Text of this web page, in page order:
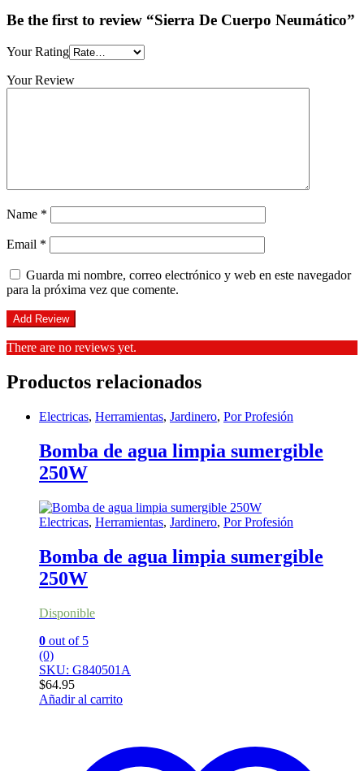
Be the first to review “Sierra De Cuerpo Neumático”
Your Rating
Your Review
Name *
Email *
Guarda mi nombre, correo electrónico y web en este navegador
para la próxima vez que comente.
There are no reviews yet.
Productos relacionados
Electricas, Herramientas, Jardinero, Por Profesión
Bomba de agua limpia sumergible
250W
Electricas, Herramientas, Jardinero, Por Profesión
Bomba de agua limpia sumergible
250W
Disponible
0 out of 5
(0)
SKU: G840501A
$64.95
Añadir al carrito